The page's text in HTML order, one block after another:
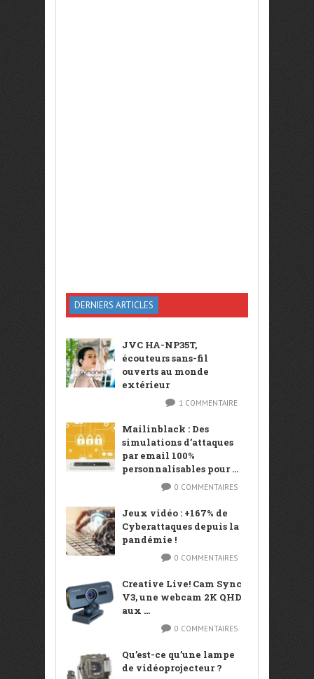
DERNIERS ARTICLES
JVC HA-NP35T,
écouteurs sans-fil
ouverts au monde
extérieur
1 COMMENTAIRE
Mailinblack : Des
simulations d’attaques
par email 100%
personnalisables pour ...
0 COMMENTAIRES
Jeux vidéo : +167% de
Cyberattaques depuis la
pandémie !
0 COMMENTAIRES
Creative Live! Cam Sync
V3, une webcam 2K QHD
aux ...
0 COMMENTAIRES
Qu’est-ce qu’une lampe
de vidéoprojecteur ?